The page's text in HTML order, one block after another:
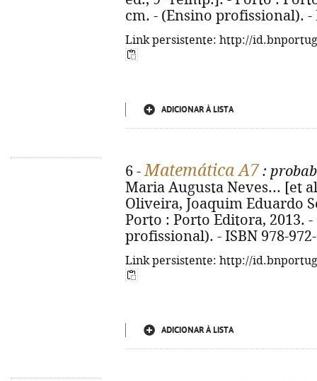
cm. - (Ensino profissional). -
Link persistente: http://
ADICIONAR À LISTA
6 -Matemática A7 :
Maria Augusta Neves... [et
Oliveira, Joaquim Eduardo
Porto : Porto Editora, 2013.
profissional). - ISBN 978-
Link persistente: http://
ADICIONAR À LISTA